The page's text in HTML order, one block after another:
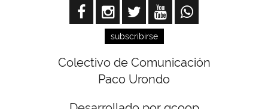
subscribirse
Colectivo de Comunicación
Paco Urondo